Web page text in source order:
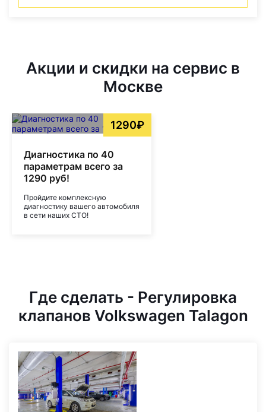
Акции и скидки на сервис в
Москве
1290₽
Диагностика по 40
параметрам всего за
1290 руб!
Пройдите комплексную
диагностику вашего автомобиля
в сети наших СТО!
Где сделать - Регулировка
клапанов Volkswagen Talagon